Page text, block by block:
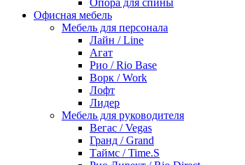
Опора для спины
Офисная мебель
Мебель для персонала
Лайн / Line
Агат
Рио / Rio Base
Ворк / Work
Лофт
Лидер
Мебель для руководителя
Вегас / Vegas
Гранд / Grand
Таймс / Time.S